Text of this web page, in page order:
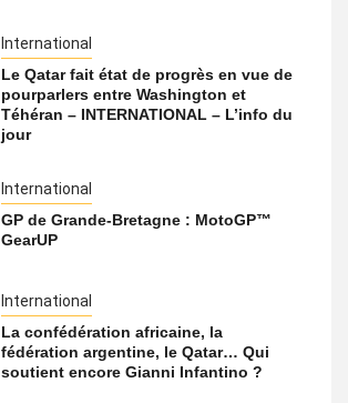
International
Le Qatar fait état de progrès en vue de
pourparlers entre Washington et
Téhéran – INTERNATIONAL – L’info du
jour
International
GP de Grande-Bretagne : MotoGP™
GearUP
International
La confédération africaine, la
fédération argentine, le Qatar… Qui
soutient encore Gianni Infantino ?